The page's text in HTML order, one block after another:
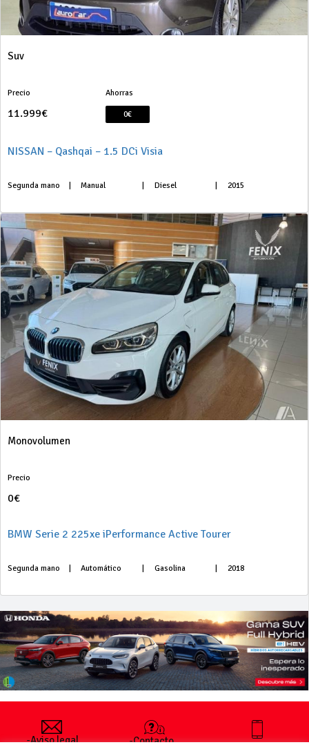
Suv
Precio
11.999€
Ahorras
0€
NISSAN – Qashqai – 1.5 DCi Visia
Segunda mano Manual Diesel 2015
Monovolumen
Precio
0€
BMW Serie 2 225xe iPerformance Active Tourer
Segunda mano Automático Gasolina 2018
-Aviso legal
-Contacto
+34 627 35